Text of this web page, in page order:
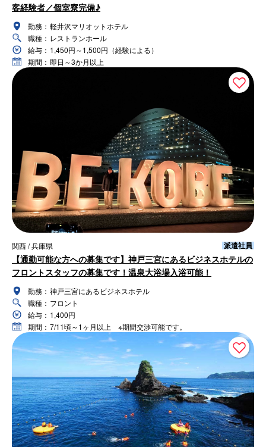
客経験者／個室寮完備♪
勤務： 軽井沢マリオットホテル
職種： レストランホール
給与： 1,450円～1,500円（経験による）
期間： 即日～3か月以上
関西 / 兵庫県 派遣社員
【通勤可能な方への募集です】神戸三宮にあるビジネスホテルの
フロントスタッフの募集です！温泉大浴場入浴可能！
勤務： 神戸三宮にあるビジネスホテル
職種： フロント
給与： 1,400円
期間： 7/11頃～1ヶ月以上 ※期間交渉可能です。